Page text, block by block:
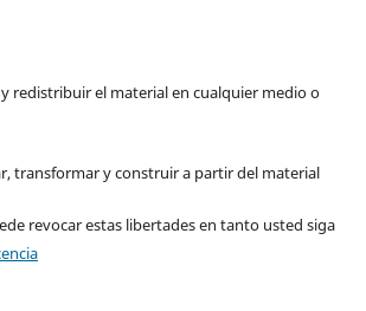
redistribuir el material en cualquier medio o
transformar y construir a partir del material
revocar estas libertades en tanto usted siga